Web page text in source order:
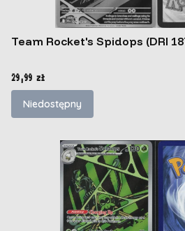
Team Rocket's Spidops (DRI
Cena
29,99 zł
Niedostępny